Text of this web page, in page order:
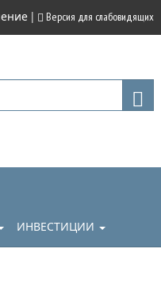
| Версия для слабовидящих
ИНВЕСТИЦИИ